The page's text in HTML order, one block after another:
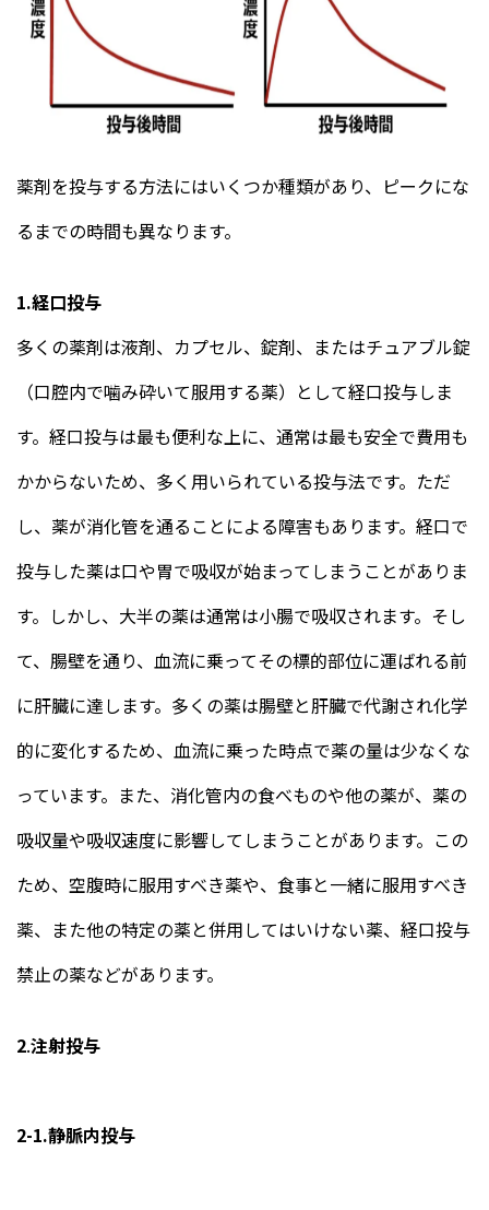
薬剤を投与する方法にはいくつか種類があり、ピークにな
るまでの時間も異なります。
1.経口投与
多くの薬剤は液剤、カプセル、錠剤、またはチュアブル錠
（口腔内で噛み砕いて服用する薬）として経口投与しま
す。経口投与は最も便利な上に、通常は最も安全で費用も
かからないため、多く用いられている投与法です。ただ
し、薬が消化管を通ることによる障害もあります。経口で
投与した薬は口や胃で吸収が始まってしまうことがありま
す。しかし、大半の薬は通常は小腸で吸収されます。そし
て、腸壁を通り、血流に乗ってその標的部位に運ばれる前
に肝臓に達します。多くの薬は腸壁と肝臓で代謝され化学
的に変化するため、血流に乗った時点で薬の量は少なくな
っています。また、消化管内の食べものや他の薬が、薬の
吸収量や吸収速度に影響してしまうことがあります。この
ため、空腹時に服用すべき薬や、食事と一緒に服用すべき
薬、また他の特定の薬と併用してはいけない薬、経口投与
禁止の薬などがあります。
2.注射投与
2-1.静脈内投与